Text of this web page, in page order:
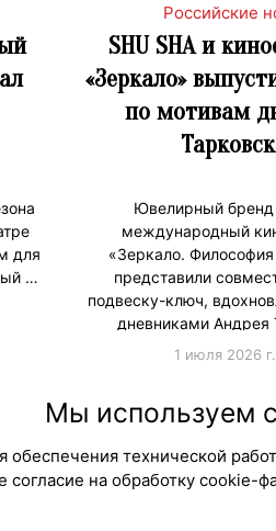
для
…
Российские
SHU SHA и
«Зеркало»
по мотивам
Ювелирный бренд
международный
«Зеркало. Философия
представили
подвеску-ключ,
дневниками Андрея
1 июля 2026
Мы используем
технической
на обработку cookie-